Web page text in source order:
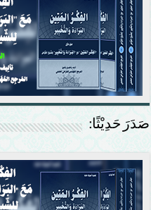
صَدَرَ حَدِيْثًا: